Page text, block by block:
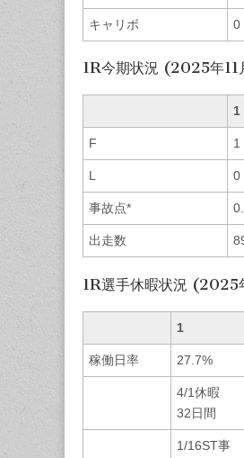
キャリボ 0
1R今期状況 (2025年11
1
F 1
L 0
事故点*
出走数
1R選手休暇状況 (2025
1
稼働日率 27.7%
4/1休暇
32日間
1/16ST事